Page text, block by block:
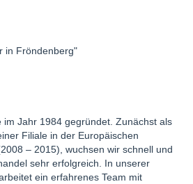
in Fröndenberg"
im Jahr 1984 gegründet. Zunächst als
Filiale in der Europäischen
– 2015), wuchsen wir schnell und
sehr erfolgreich. In unserer
ein erfahrenes Team mit